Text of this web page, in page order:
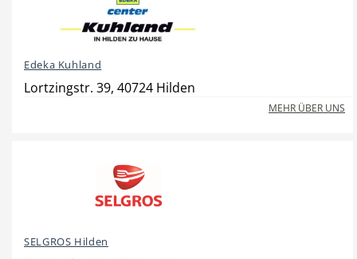
Auto Handwerk
Edeka Kuhland
Lortzingstr. 39, 40724 Hilden
MEHR ÜBER UNS
SELGROS Hilden